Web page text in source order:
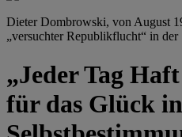
Dieter Dombrowski, von August
„versuchter Republikflucht“ in
„Jeder Tag
für das Glück